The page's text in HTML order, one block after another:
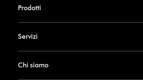
Prodotti
Servizi
Chi siamo